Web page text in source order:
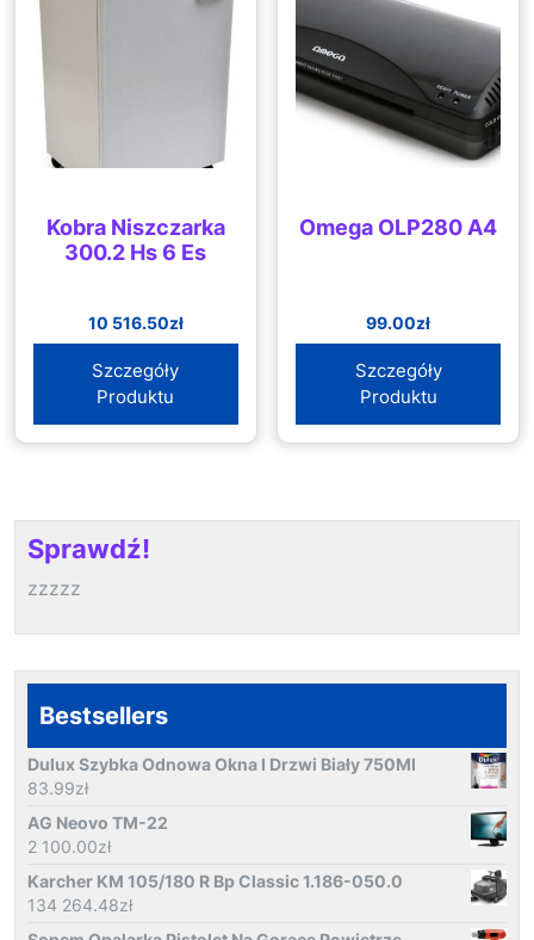
Kobra Niszczarka
300.2 Hs 6 Es
10 516.50zł
Szczegóły
Produktu
Omega OLP280 A4
99.00zł
Szczegóły
Produktu
Sprawdź!
zzzzz
Bestsellers
Dulux Szybka Odnowa Okna I Drzwi Biały 750Ml
83.99zł
AG Neovo TM-22
2 100.00zł
Karcher KM 105/180 R Bp Classic 1.186-050.0
134 264.48zł